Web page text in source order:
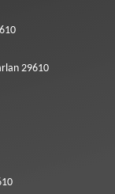
29610